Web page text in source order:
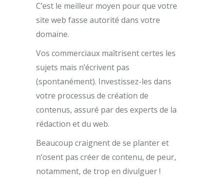
C’est le meilleur moyen pour que votre
site web fasse autorité dans votre
domaine.
Vos commerciaux maîtrisent certes les
sujets mais n’écrivent pas
(spontanément). Investissez-les dans
votre processus de création de
contenus, assuré par des experts de la
rédaction et du web.
Beaucoup craignent de se planter et
n’osent pas créer de contenu, de peur,
notamment, de trop en divulguer !